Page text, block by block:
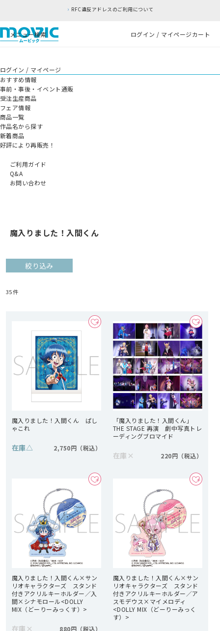
RFC違反アドレスのご利用について
メニュー検索 ログイン / マイページカート
ログイン / マイページ
おすすめ情報
事前・事後・イベント通販
受注生産商品
フェア情報
商品一覧
作品名から探す
新着商品
好評により再販売！
ご利用ガイド
Q&A
お問い合わせ
魔入りました！入間くん
絞り込み
35件
魔入りました！入間くん ぱし
ゃこれ
在庫△ 2,750円
「魔入りました！入間くん」
THE STAGE 再演 劇中写真トレ
ーディングブロマイド
在庫 × 220円
魔入りました！入間くん×サン
リオキャラクターズ スタンド
付きアクリルキーホルダー／入
間×シナモロール<DOLLY
MIX（どーりーみっくす）>
在庫 × 880円
魔入りました！入間くん×サン
リオキャラクターズ スタンド
付きアクリルキーホルダー／ア
スモデウス×マイメロディ
<DOLLY MIX（どーりーみっく
す）>